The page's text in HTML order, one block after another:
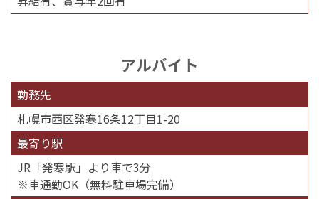
アルバイト
勤務先
札幌市西区発寒16条12丁目1-20
最寄り駅
JR「発寒駅」より車で3分
※車通勤OK（無料駐車場完備）